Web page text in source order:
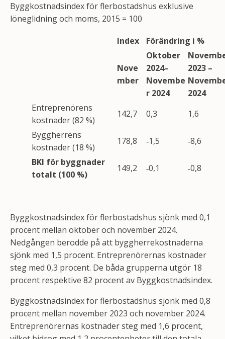
Byggkostnadsindex för flerbostadshus exklusive
löneglidning och moms, 2015 = 100
Index
Förändring i %
Nove
mber
Oktober
2024–
Novembe
r 2024
2023 –
2024
Entreprenörens
kostnader (82 %)
142,7 0,3
1,6
Byggherrens
kostnader (18 %)
178,8 ‑1,5
‑8,6
BKI för byggnader
totalt (100 %)
149,2 ‑0,1 ‑0,8
Byggkostnadsindex för flerbostadshus sjönk med 0,1
procent mellan oktober och november 2024.
Nedgången berodde på att byggherrekostnaderna
sjönk med 1,5 procent. Entreprenörernas kostnader
steg med 0,3 procent. De båda grupperna utgör 18
procent respektive 82 procent av Byggkostnadsindex.
Byggkostnadsindex för flerbostadshus sjönk med 0,8
procent mellan november 2023 och november 2024.
Entreprenörernas kostnader steg med 1,6 procent,